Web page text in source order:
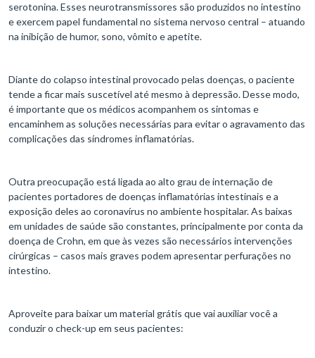
serotonina. Esses neurotransmissores são produzidos no intestino
e exercem papel fundamental no sistema nervoso central – atuando
na inibição de humor, sono, vômito e apetite.
Diante do colapso intestinal provocado pelas doenças, o paciente
tende a ficar mais suscetível até mesmo à depressão. Desse modo,
é importante que os médicos acompanhem os sintomas e
encaminhem as soluções necessárias para evitar o agravamento das
complicações das síndromes inflamatórias.
Outra preocupação está ligada ao alto grau de internação de
pacientes portadores de doenças inflamatórias intestinais e a
exposição deles ao coronavírus no ambiente hospitalar. As baixas
em unidades de saúde são constantes, principalmente por conta da
doença de Crohn, em que às vezes são necessários intervenções
cirúrgicas – casos mais graves podem apresentar perfurações no
intestino.
Aproveite para baixar um material grátis que vai auxiliar você a
conduzir o check-up em seus pacientes: